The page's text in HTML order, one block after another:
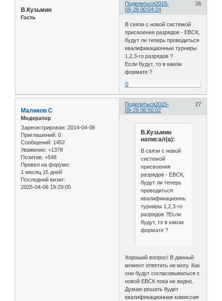
Поделиться 26
2015-
09-29 00:04:24
В.Кузьмин
Гость
В связи с новой системой
присвоения разрядов - ЕВСК,
будут ли теперь проводиться
квалификационные турниры
1,2,3-го разрядов ?
Если будут, то в каком
формате ?
0
Поделиться 27
2015-
09-29 06:50:02
Маликов С
Модератор
Зарегистрирован: 2014-04-06
Приглашений: 0
Сообщений: 1452
Уважение: +1378
Позитив: +548
Провел на форуме:
1 месяц 15 дней
Последний визит:
2025-04-06 19:29:05
В.Кузьмин
написал(а):
В связи с новой
системой
присвоения
разрядов - ЕВСК,
будут ли теперь
проводиться
квалификационные
турниры 1,2,3-го
разрядов ?Если
будут, то в каком
формате ?
Хороший вопрос! В данный
момент ответить не могу. Как
они будут согласовываться с
новой ЕВСК пока не видно.
Думаю решать будет
квалификационная комиссия